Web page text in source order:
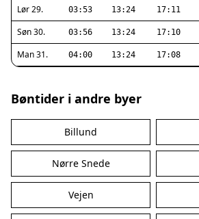
Lør 29. 03:53 13:24 17:11
Søn 30. 03:56 13:24 17:10
Man 31. 04:00 13:24 17:08
Bøntider i andre byer
Billund
Nørre Snede
Vejen